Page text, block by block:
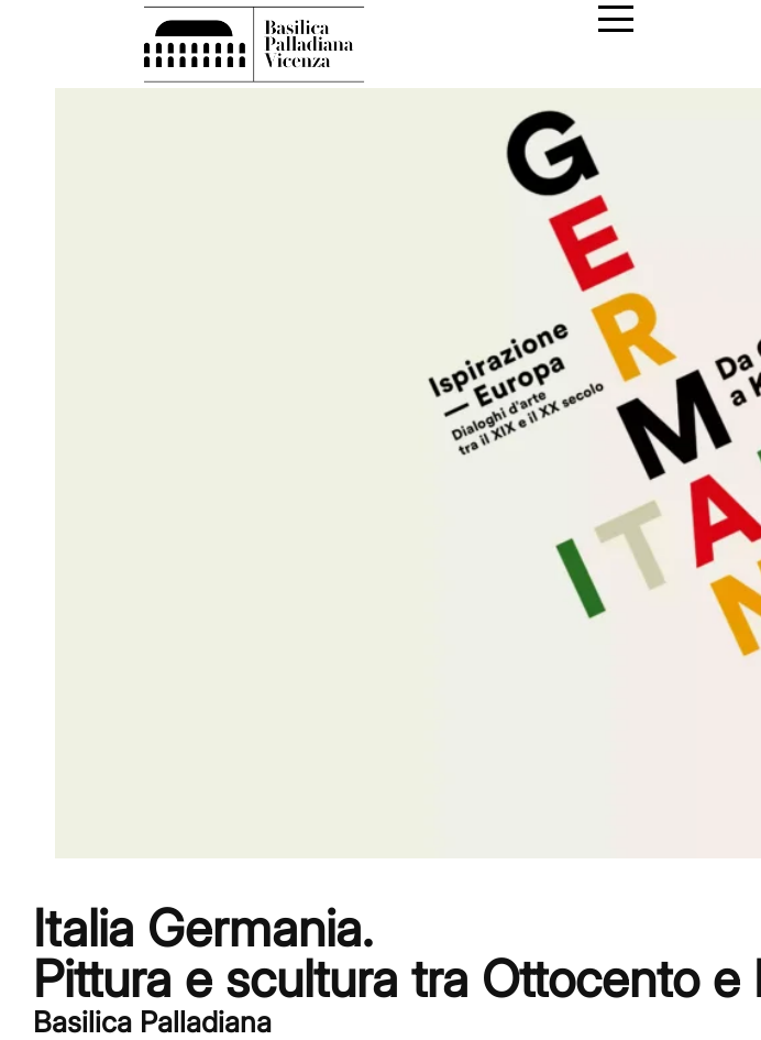
Italia Germania.
Pittura e scultura tra Ottocento
Basilica Palladiana